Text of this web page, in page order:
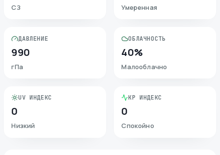
СЗ Умеренная
ДАВЛЕНИЕ
990
гПа
ОБЛАЧНОСТЬ
40%
Малооблачно
UV ИНДЕКС
0
Низкий
KP ИНДЕКС
0
Спокойно